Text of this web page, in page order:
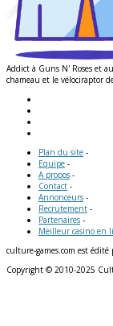
Addict à Guns N' Roses et
chameau et le vélociraptor
Plan du site -
Equipe -
A propos -
Contact -
Annonceurs -
Recrutement -
Partenaires -
Meilleur casino en
culture-games.com est
Copyright © 2010-2025